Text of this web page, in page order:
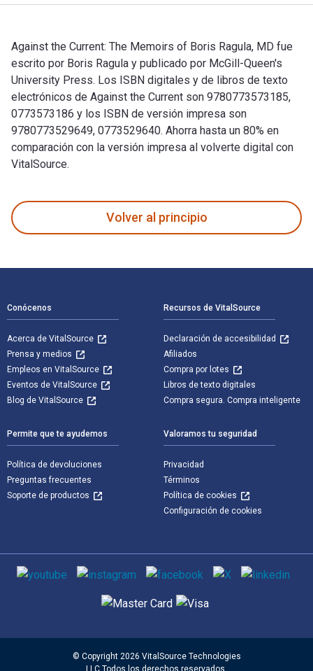
Against the Current: The Memoirs of Boris Ragula, MD fue
escrito por Boris Ragula y publicado por McGill-Queen's
University Press. Los ISBN digitales y de libros de texto
electrónicos de Against the Current son 9780773573185,
0773573186 y los ISBN de versión impresa son
9780773529649, 0773529640. Ahorra hasta un 80% en
comparación con la versión impresa al volverte digital con
VitalSource.
Volver al principio
Conócenos
Acerca de VitalSource
Prensa y medios
Empleos en VitalSource
Eventos de VitalSource
Blog de VitalSource
Recursos de VitalSource
Declaración de accesibilidad
Afiliados
Compra por lotes
Libros de texto digitales
Compra segura. Compra inteligente
Permite que te ayudemos
Política de devoluciones
Preguntas frecuentes
Soporte de productos
Valoramos tu seguridad
Privacidad
Términos
Política de cookies
Configuración de cookies
Medios de comunicación social
Métodos de pago admitidos
© Copyright 2026 VitalSource Technologies
LLC Todos los derechos reservados.